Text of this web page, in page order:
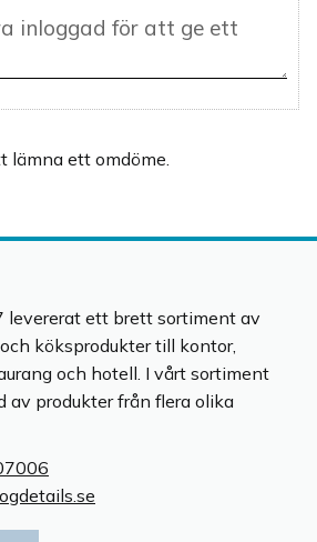
lämna ett omdöme.
levererat ett brett sortiment av
köksprodukter till kontor,
och hotell. I vårt sortiment
av produkter från flera olika